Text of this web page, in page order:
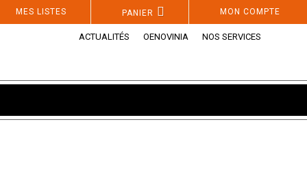
MON COMPTE
PANIER
MES LISTES
ACTUALITÉS OENOVINIA NOS SERVICES